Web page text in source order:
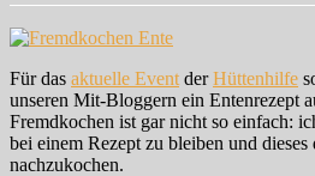
Für das aktuelle Event derHüttenhilfe
unseren Mit-Bloggern ein Entenrezept
Fremdkochen ist gar nicht so einfach:
bei einem Rezept zu bleiben und dieses
nachzukochen.